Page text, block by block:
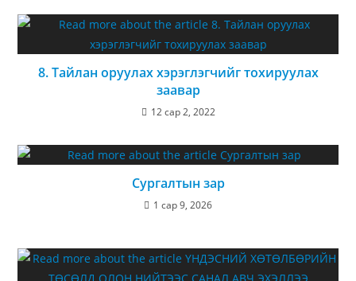
8. Тайлан оруулах хэрэглэгчийг тохируулах
заавар
12 сар 2, 2022
Сургалтын зар
1 сар 9, 2026